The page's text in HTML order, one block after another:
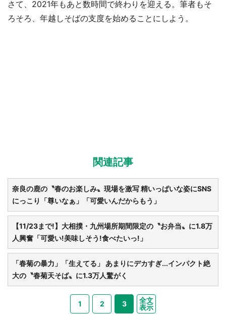
さて、2021年もあと数時間で終わりを迎える。筆者もそ
ろそろ、年越しそばの支度を始めることにしよう。
関連記事
奈良の鹿の〝春のお楽しみ〟現場を激写 精いっぱいな姿にSNS
にっこり「尊いなぁ」「可愛いんだからもう」
【11/23まで!】大相撲・九州場所期間限定の〝お弁当〟に1.8万
人興奮「可愛い!美味しそう!食べたいっ!」
「春菊の暴力」「生えてる」 あまりにデカすぎ...インパクト絶
大の〝春菊天そば〟に1.3万人驚がく
1 2 3
全文
表示